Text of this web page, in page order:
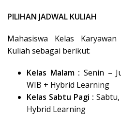
PILIHAN JADWAL KULIAH
Mahasiswa Kelas
Kuliah sebagai berikut:
Kelas Malam : Senin –
WIB + Hybrid Learning
Kelas Sabtu Pagi :
Hybrid Learning